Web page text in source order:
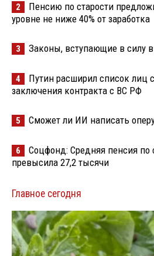
2
Пенсию по старости
уровне не ниже 40% от заработка
3 Законы, вступающие в силу в
4
Путин расширил список лиц
заключения контракта с ВС РФ
5 Сможет ли ИИ написать
6
Соцфонд: Средняя пенсия по
превысила 27,2 тысячи
Главное сегодня